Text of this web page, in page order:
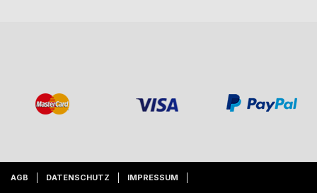
AGB DATENSCHUTZ IMPRESSUM